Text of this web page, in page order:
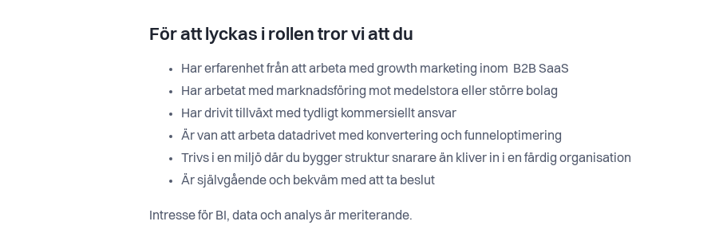
För att lyckas i rollen tror vi att du
Har erfarenhet från att arbeta med growth marketing inom B2B SaaS
Har arbetat med marknadsföring mot medelstora eller större bolag
Har drivit tillväxt med tydligt kommersiellt ansvar
Är van att arbeta datadrivet med konvertering och funneloptimering
Trivs i en miljö där du bygger struktur snarare än kliver in i en färdig organisation
Är självgående och bekväm med att ta beslut
Intresse för BI, data och analys är meriterande.